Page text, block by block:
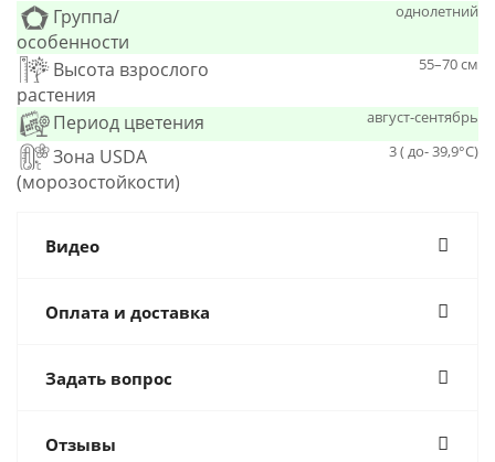
Группа/
особенности
однолетний
Высота взрослого
растения
55–70 см
Период цветения август-сентябрь
Зона USDA
(морозостойкости)
3 ( до- 39,9°С)
Видео
Оплата и доставка
Задать вопрос
Отзывы